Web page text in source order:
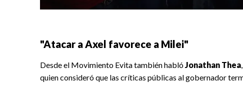
"Atacar a Axel favorece a Milei"
Desde el Movimiento Evita también hablóJonathan Thea
quien consideró que las críticas públicas al gobernador